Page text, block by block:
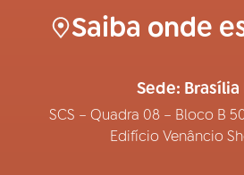
Saiba onde
Sede: Brasília
SCS – Quadra 08 – Bloco B
Edifício Venâncio